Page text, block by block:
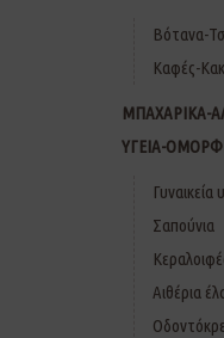
Βότανα-
Καφές-
ΜΠΑΧΑΡΙΚΑ-
ΥΓΕΙΑ-
Γυναικεία
Σαπούνια
Αιθέρια